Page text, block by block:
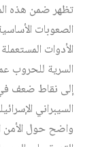
تظهر ضمن هذه
الصعوبات
الأدوات
السرية للحروب
إلى نقاط ضعف في
السيبراني
واضح حول الأمن